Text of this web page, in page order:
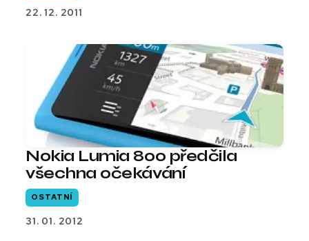
22. 12. 2011
Nokia Lumia 800 předčila
všechna očekávání
OSTATNÍ
31. 01. 2012